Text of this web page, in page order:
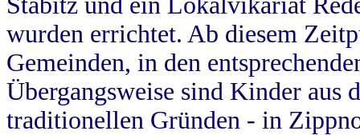
wurden errichtet. Ab diesem
Gemeinden, in den
Übergangsweise sind Kinder aus
traditionellen Gründen - in